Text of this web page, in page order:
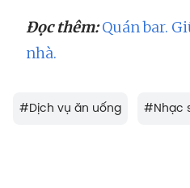
Đọc thêm: Quán bar.
nhà.
#Dịch vụ ăn uống #Nhạc